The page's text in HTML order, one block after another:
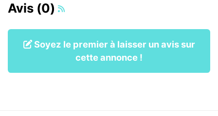
Avis (0)
Soyez le premier à laisser un avis sur
cette annonce !